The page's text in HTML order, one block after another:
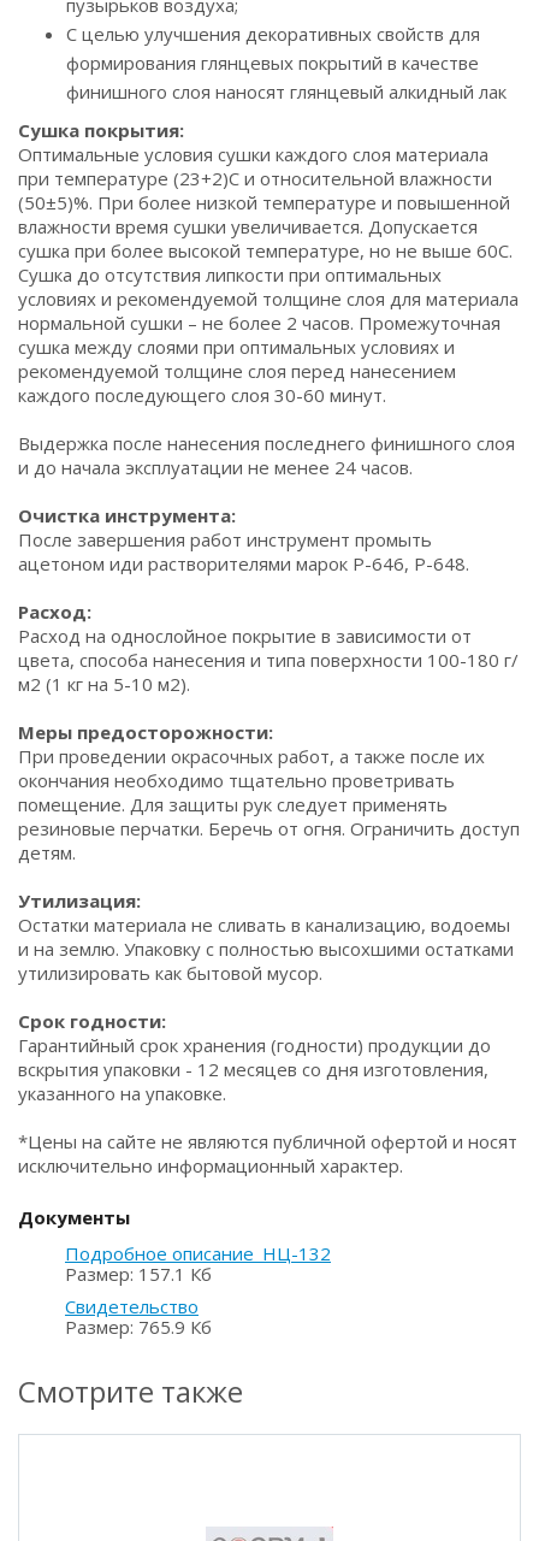
пузырьков воздуха;
С целью улучшения декоративных свойств для
формирования глянцевых покрытий в качестве
финишного слоя наносят глянцевый алкидный лак
Сушка покрытия:
Оптимальные условия сушки каждого слоя материала
при температуре (23+2)С и относительной влажности
(50±5)%. При более низкой температуре и повышенной
влажности время сушки увеличивается. Допускается
сушка при более высокой температуре, но не выше 60С.
Сушка до отсутствия липкости при оптимальных
условиях и рекомендуемой толщине слоя для материала
нормальной сушки – не более 2 часов. Промежуточная
сушка между слоями при оптимальных условиях и
рекомендуемой толщине слоя перед нанесением
каждого последующего слоя 30-60 минут.
Выдержка после нанесения последнего финишного слоя
и до начала эксплуатации не менее 24 часов.
Очистка инструмента:
После завершения работ инструмент промыть
ацетоном иди растворителями марок Р-646, Р-648.
Расход:
Расход на однослойное покрытие в зависимости от
цвета, способа нанесения и типа поверхности 100-180 г/
м2 (1 кг на 5-10 м2).
Меры предосторожности:
При проведении окрасочных работ, а также после их
окончания необходимо тщательно проветривать
помещение. Для защиты рук следует применять
резиновые перчатки. Беречь от огня. Ограничить доступ
детям.
Утилизация:
Остатки материала не сливать в канализацию, водоемы
и на землю. Упаковку с полностью высохшими остатками
утилизировать как бытовой мусор.
Срок годности:
Гарантийный срок хранения (годности) продукции до
вскрытия упаковки - 12 месяцев со дня изготовления,
указанного на упаковке.
*Цены на сайте не являются публичной офертой и носят
исключительно информационный характер.
Документы
Подробное описание_НЦ-132
Размер: 157.1 Кб
Свидетельство
Размер: 765.9 Кб
Смотрите также